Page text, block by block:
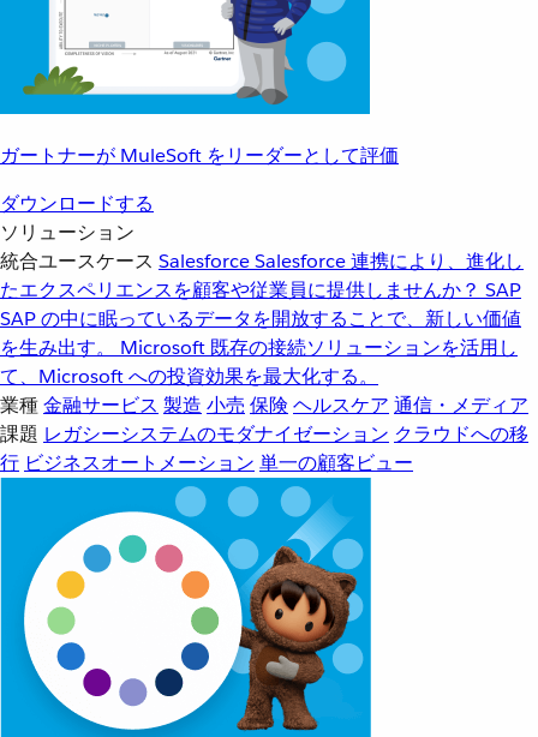
ガートナーが MuleSoft をリーダーとして評価
ダウンロードする
ソリューション
統合ユースケース SalesforceSalesforce 連携により、進化し
たエクスペリエンスを顧客や従業員に提供しませんか？ SAP
SAP の中に眠っているデータを開放することで、新しい価値
を生み出す。
Microsoft 既存の接続ソリューションを活用し
て、Microsoft への投資効果を最大化する。
業種金融サービス 製造 小売 保険 ヘルスケア 通信・メディア
課題 レガシーシステムのモダナイゼーション クラウドへの移
行 ビジネスオートメーション 単一の顧客ビュー